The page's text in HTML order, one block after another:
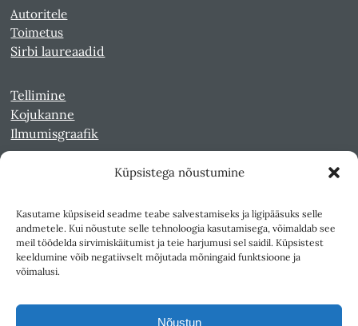
Küpsistega nõustumine
Kasutame küpsiseid seadme teabe salvestamiseks ja ligipääsuks selle
andmetele. Kui nõustute selle tehnoloogia kasutamisega, võimaldab see
meil töödelda sirvimiskäitumist ja teie harjumusi sel saidil. Küpsistest
keeldumine võib negatiivselt mõjutada mõningaid funktsioone ja
võimalusi.
Nõustun
Autoritele
Toimetus
Sirbi laureaadid
Tellimine
Kojukanne
Ilmumisgraafik
Kultuurileht 1994-1997
Reede 1989-1990
Sirp ja Vasar 1940-1989